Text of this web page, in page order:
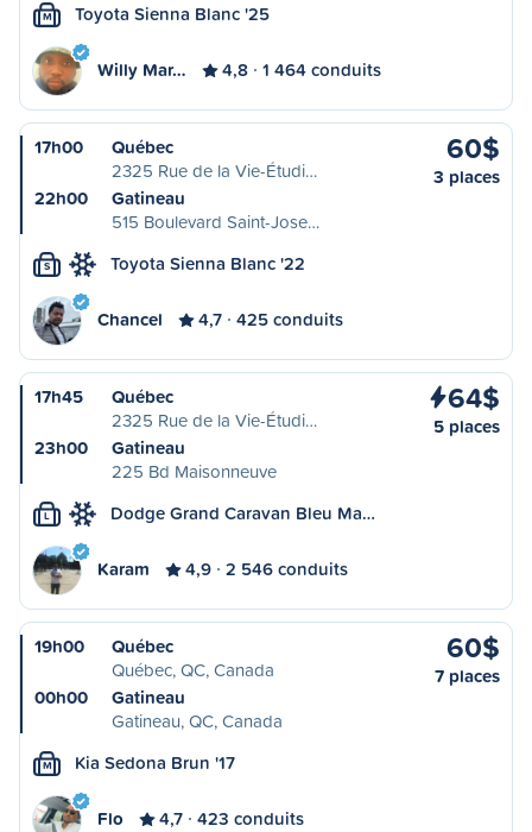
M Toyota Sienna Blanc '25
Willy Mar… 4,8 1 464 conduits
17h00
Québec
2325 Rue de la Vie-Étudi…
22h00
Gatineau
515 Boulevard Saint-Jose…
60$
3 places
S Toyota Sienna Blanc '22
Chancel 4,7 425 conduits
17h45
Québec
2325 Rue de la Vie-Étudi…
23h00
Gatineau
225 Bd Maisonneuve
64$
5 places
L Dodge Grand Caravan Bleu Ma…
Karam 4,9 2 546 conduits
19h00
Québec
Québec, QC, Canada
00h00
Gatineau
Gatineau, QC, Canada
60$
7 places
M Kia Sedona Brun '17
Flo 4,7 423 conduits